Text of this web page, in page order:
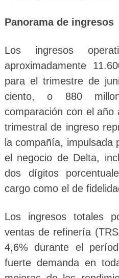
Panorama de ingresos
Los ingresos
aproximadamente
para el trimestre de
ciento, o 880
comparación con el año
trimestral de ingreso
la compañía, impulsada
el negocio de Delta,
dos dígitos
cargo como el de
Los ingresos totales
ventas de refinería
4,6% durante el
fuerte demanda en